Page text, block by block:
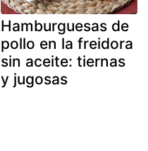
Hamburguesas de
pollo en la freidora
sin aceite: tiernas
y jugosas